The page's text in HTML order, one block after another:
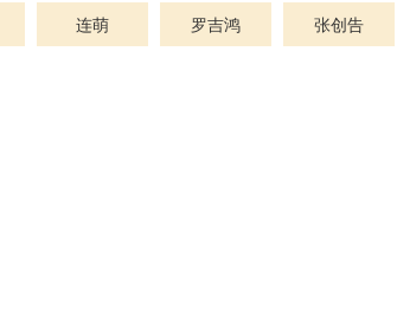
连萌 罗吉鸿 张创告